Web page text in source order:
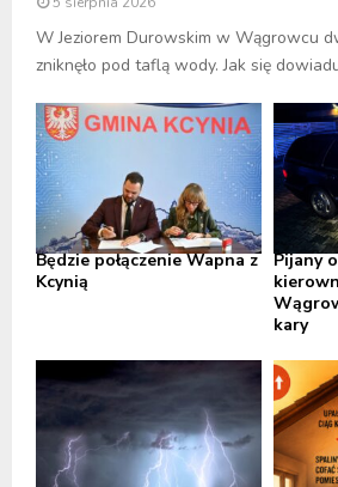
W Jeziorem Durowskim w Wągrowcu
zniknęło pod taflą wody. Jak się
Będzie połączenie Wapna z
Kcynią
Pijany
kary